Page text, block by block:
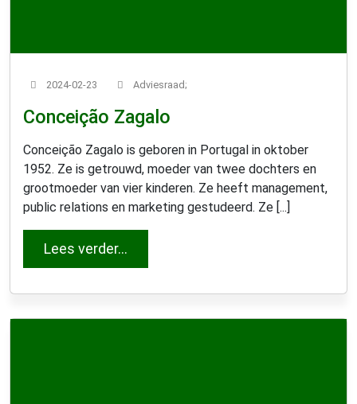
2024-02-23 Adviesraad;
Conceição Zagalo
Conceição Zagalo is geboren in Portugal in oktober
1952. Ze is getrouwd, moeder van twee dochters en
grootmoeder van vier kinderen. Ze heeft management,
public relations en marketing gestudeerd. Ze [...]
Lees verder…